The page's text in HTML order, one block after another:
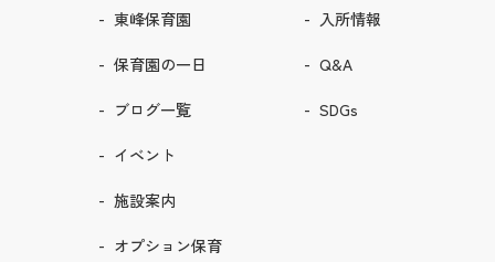
東峰保育園
保育園の一日
ブログ一覧
イベント
施設案内
オプション保育
入所情報
Q&A
SDGs